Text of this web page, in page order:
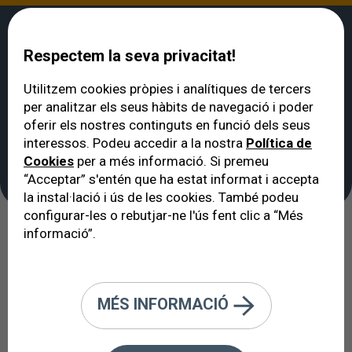
VERTE Cirurgia per a les parpelles caigudes
Cirurgia per a les
parpelles caigudes
BLEFAROPLASTIA DE LES
El seu objectiu principal és eliminar
l’excés de pell de les bosses grasses
Respectem la seva privacitat!
Utilitzem cookies pròpies i analítiques de tercers
per analitzar els seus hàbits de navegació i poder
oferir els nostres continguts en funció dels seus
interessos. Podeu accedir a la nostra Política de
Cookies per a més informació. Si premeu
“Acceptar” s'entén que ha estat informat i accepta
la instal·lació i ús de les cookies. També podeu
configurar-les o rebutjar-ne l'ús fent clic a “Més
informació”.
MÉS INFORMACIÓ